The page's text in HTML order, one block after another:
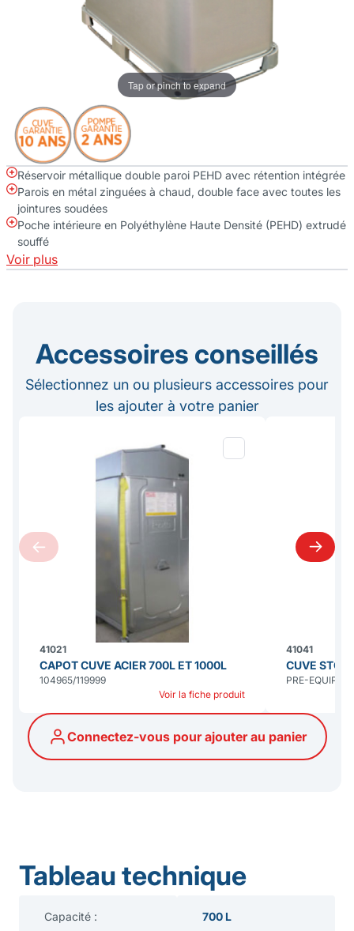
Tap or pinch to expand
Réservoir métallique double paroi PEHD avec rétention intégrée
Parois en métal zinguées à chaud, double face avec toutes les
jointures soudées
Poche intérieure en Polyéthylène Haute Densité (PEHD) extrudé
souffé
Voir plus
Accessoires conseillés
Sélectionnez un ou plusieurs accessoires pour
les ajouter à votre panier
41021
CAPOT CUVE ACIER 700L ET 1000L
104965/119999
Voir la fiche produit
41041
CUVE
PRE-EQUIPEE
Connectez-vous pour ajouter au panier
Tableau technique
Capacité : 700 L